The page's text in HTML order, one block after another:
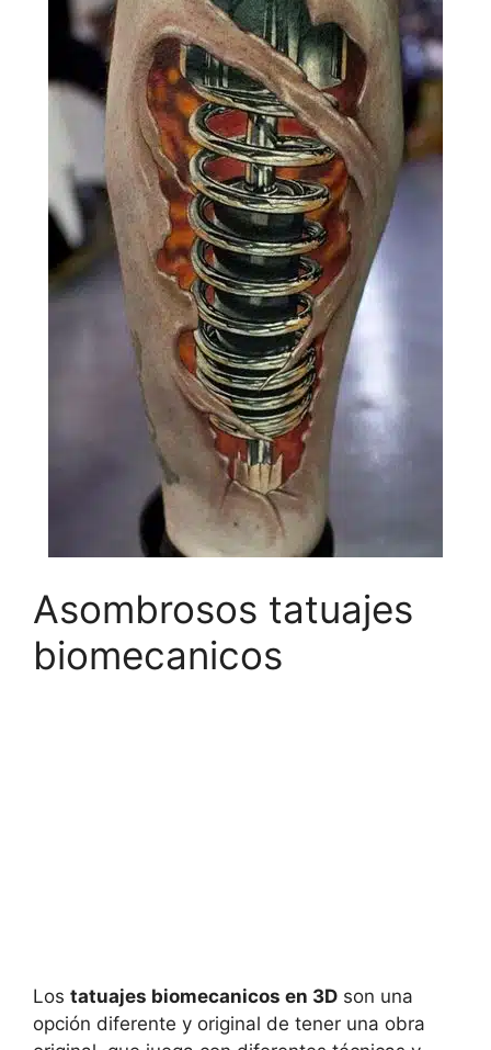
Asombrosos tatuajes
biomecanicos
Los tatuajes biomecanicos en 3D son una
opción diferente y original de tener una obra